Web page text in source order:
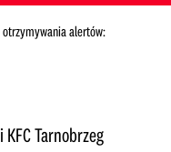
otrzymywania alertów:
Tarnobrzeg